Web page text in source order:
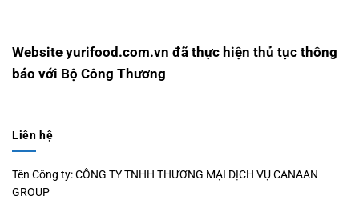
Website yurifood.com.vn đã thực hiện thủ tục thông
báo với Bộ Công Thương
Liên hệ
Tên Công ty: CÔNG TY TNHH THƯƠNG MẠI DỊCH VỤ CANAAN
GROUP